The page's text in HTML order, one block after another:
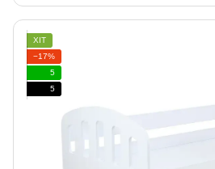
ХІТ
−17%
5
5